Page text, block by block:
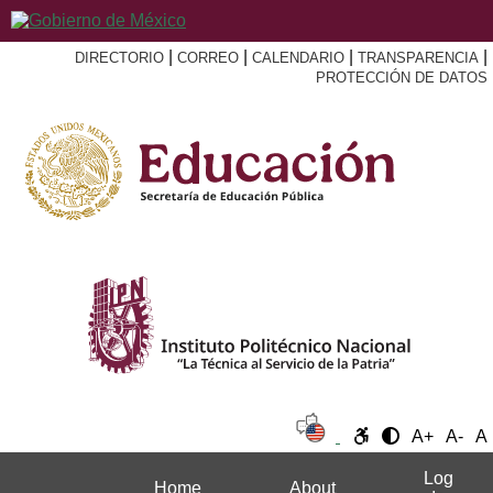
DIRECTORIO CORREO CALENDARIO TRANSPARENCIA
PROTECCIÓN DE DATOS
A+ A- A
Home About
Log